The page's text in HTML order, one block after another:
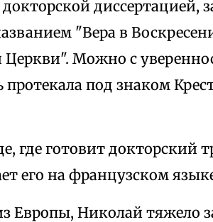
диссертацией,
"Вера в
Можно с
под знаком
где готовит докторский
его на французском
Европы, Николай тяжело